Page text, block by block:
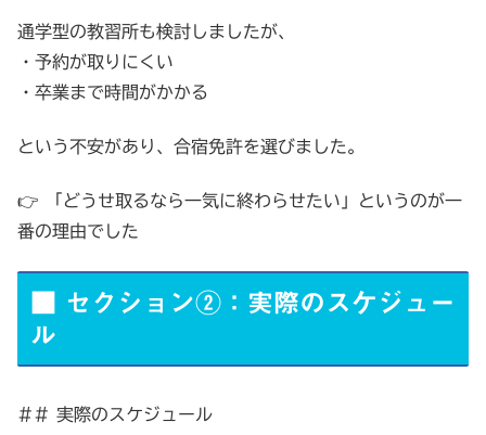
通学型の教習所も検討しましたが、
・予約が取りにくい
・卒業まで時間がかかる
という不安があり、合宿免許を選びました。
👉 「どうせ取るなら一気に終わらせたい」というのが一
番の理由でした
■ セクション②：実際のスケジュー
ル
## 実際のスケジュール